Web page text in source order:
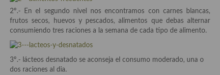
Salsas y mojos
Adobos
Bebidas
2º.- En el segundo nivel nos encontramos con carnes blancas,
frutos secos, huevos y pescados, alimentos que debas alternar
consumiendo tres raciones a la semana de cada tipo de alimento.
3º.- lácteos desnatado se aconseja el consumo moderado, una o
dos raciones al dia.